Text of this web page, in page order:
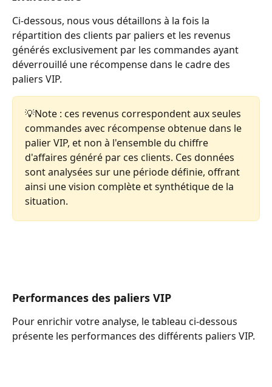
Ci-dessous, nous vous détaillons à la fois la
répartition des clients par paliers et les revenus
générés exclusivement par les commandes ayant
déverrouillé une récompense dans le cadre des
paliers VIP.
💡Note : ces revenus correspondent aux seules
commandes avec récompense obtenue dans le
palier VIP, et non à l'ensemble du chiffre
d'affaires généré par ces clients. Ces données
sont analysées sur une période définie, offrant
ainsi une vision complète et synthétique de la
situation.
Performances des paliers VIP
Pour enrichir votre analyse, le tableau ci-dessous
présente les performances des différents paliers VIP.